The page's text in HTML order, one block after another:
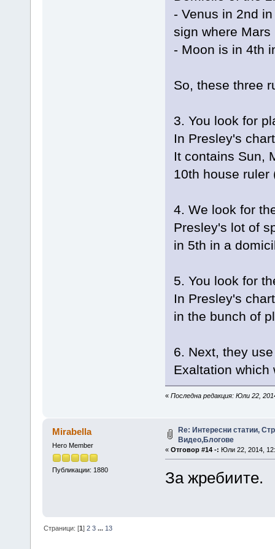
- Venus in 2nd
sign where Mars
- Moon is in 4th
So, these three
3. You look for
In Presley's
It contains Sun,
10th house ruler
4. We look for
Presley's lot of
in 5th in a
5. You look for
In Presley's
in the bunch of
6. Next, they
Exaltation which
« Последна редакция: Юли 22,
Mirabella
Hero Member
Публикации: 1880
Re: Интересни статии,
Видео,Блогове
« Отговор #14 -: Юли 22, 2014,
За жребиите.
Страници: [1]2 3 ... 13